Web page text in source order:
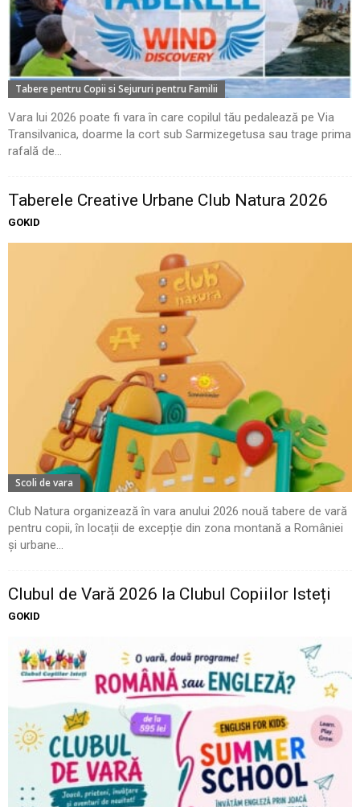
Tabere pentru Copii si Sejururi pentru Familii
Vara lui 2026 poate fi vara în care copilul tău pedalează pe Via
Transilvanica, doarme la cort sub Sarmizegetusa sau trage prima
rafală de...
Taberele Creative Urbane Club Natura 2026
GOKID
Scoli de vara
Club Natura organizează în vara anului 2026 nouă tabere de vară
pentru copii, în locații de excepție din zona montană a României
și urbane...
Clubul de Vară 2026 la Clubul Copiilor Isteți
GOKID